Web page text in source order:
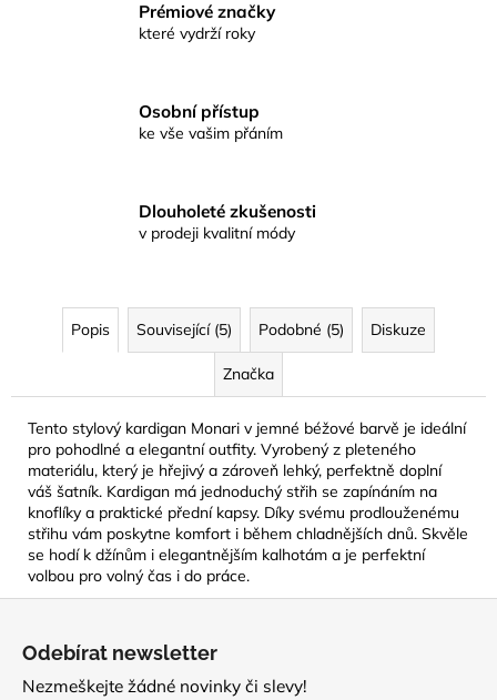
Prémiové značky
které vydrží roky
Osobní přístup
ke vše vašim přáním
Dlouholeté zkušenosti
v prodeji kvalitní módy
Popis Související (5) Podobné (5) Diskuze
Značka
Tento stylový kardigan Monari v jemné béžové barvě je ideální
pro pohodlné a elegantní outfity. Vyrobený z pleteného
materiálu, který je hřejivý a zároveň lehký, perfektně doplní
váš šatník. Kardigan má jednoduchý střih se zapínáním na
knoflíky a praktické přední kapsy. Díky svému prodlouženému
střihu vám poskytne komfort i během chladnějších dnů. Skvěle
se hodí k džínům i elegantnějším kalhotám a je perfektní
volbou pro volný čas i do práce.
Odebírat newsletter
Nezmeškejte žádné novinky či slevy!